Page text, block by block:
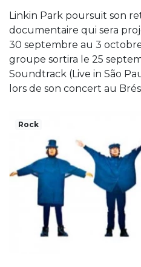
Linkin Park poursuit son
documentaire qui sera
30 septembre au 3
groupe sortira le 25
Soundtrack (Live in São
lors de son concert au
Rock